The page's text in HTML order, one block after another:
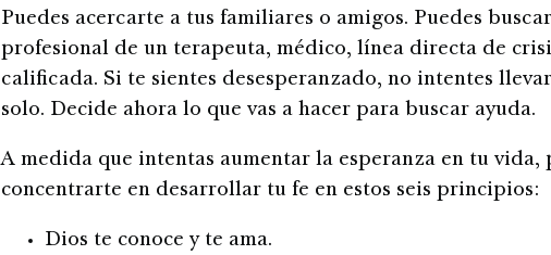
Puedes acercarte a tus familiares o amigos. Puedes
profesional de un terapeuta, médico, línea directa de
calificada. Si te sientes desesperanzado, no intentes
solo. Decide ahora lo que vas a hacer para buscar ayuda.
A medida que intentas aumentar la esperanza en tu vida,
concentrarte en desarrollar tu fe en estos seis principios:
Dios te conoce y te ama.